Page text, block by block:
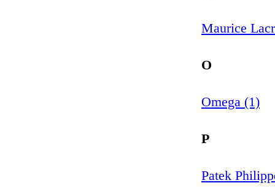
Maurice
O
Omega (1)
P
Patek